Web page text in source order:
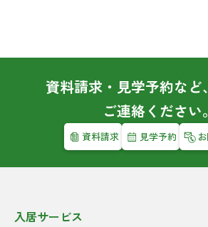
資料請求・見学予約など
ご連絡ください。
資料請求 見学予約
入居サービス